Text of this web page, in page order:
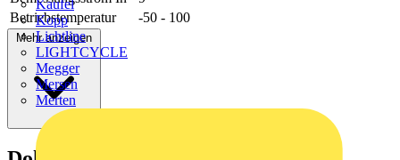
Kaufel
Kopp
Lichtline
LIGHTCYCLE
Megger
Mersen
Merten
Betriebstemperatur
-50 - 100
Mehr anzeigen